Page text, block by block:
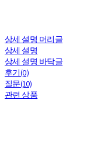
상세 설명 머리글
상세 설명
상세 설명 바닥글
후기(0)
질문(10)
관련 상품